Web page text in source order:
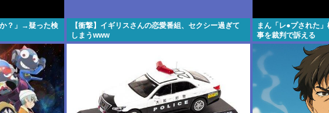
？」→疑った検
【衝撃】イギリスさんの恋愛番組、セクシー過ぎて
しまうwww
まん「レ●プされた
事を裁判で訴える